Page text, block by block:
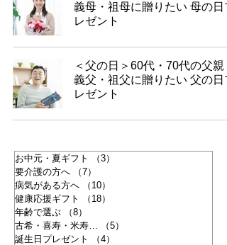
義母・祖母に贈りたい 母の日
レゼント
＜父の日＞60代・70代の父親
義父・祖父に贈りたい 父の日
レゼント
お中元・夏ギフト （3）
要介護の方へ
（7）
病気がある方へ
（10）
健康応援ギフト
（18）
年齢で選ぶ
（8）
古希・喜寿・米寿…
（5）
誕生日プレゼント
（4）